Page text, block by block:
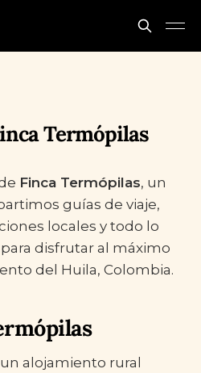
Termópilas
Finca Termópilas, un
guías de viaje,
locales y todo lo
disfrutar al máximo
del Huila, Colombia.
alojamiento rural